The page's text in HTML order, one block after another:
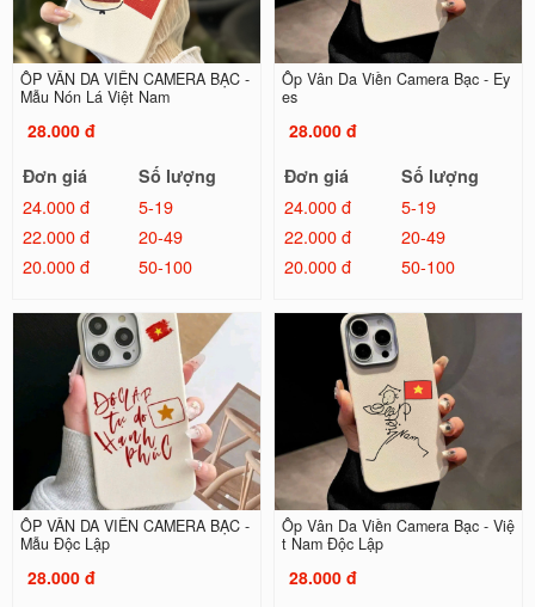
ỐP VÂN DA VIỀN CAMERA BẠC -
Mẫu Nón Lá Việt Nam
28.000 đ
Đơn giá
Số lượng
24.000 đ
5-19
22.000 đ
20-49
20.000 đ
50-100
Ốp Vân Da Viền Camera Bạc - Ey
es
28.000 đ
Đơn giá
Số lượng
24.000 đ
5-19
22.000 đ
20-49
20.000 đ
50-100
ỐP VÂN DA VIỀN CAMERA BẠC -
Mẫu Độc Lập
28.000 đ
Ốp Vân Da Viền Camera Bạc - Việ
t Nam Độc Lập
28.000 đ